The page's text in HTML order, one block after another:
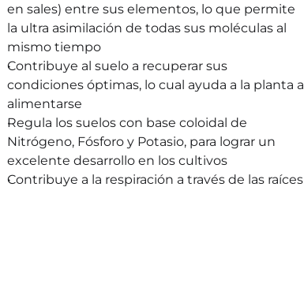
en sales) entre sus elementos, lo que permite
la ultra asimilación de todas sus moléculas al
mismo tiempo
Contribuye al suelo a recuperar sus
condiciones óptimas, lo cual ayuda a la planta a
alimentarse
Regula los suelos con base coloidal de
Nitrógeno, Fósforo y Potasio, para lograr un
excelente desarrollo en los cultivos
Contribuye a la respiración a través de las raíces